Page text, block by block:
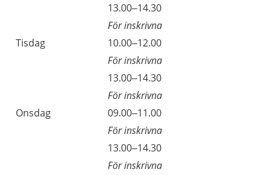
13.00–14.30
För inskrivna
Tisdag
10.00–12.00
För inskrivna
13.00–14.30
För inskrivna
Onsdag
09.00–11.00
För inskrivna
13.00–14.30
För inskrivna